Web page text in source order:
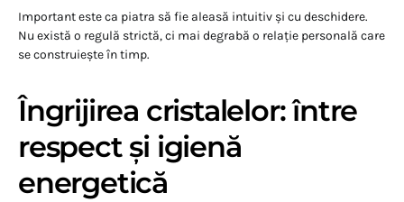
Important este ca piatra să fie aleasă intuitiv și cu deschidere.
Nu există o regulă strictă, ci mai degrabă o relație personală care
se construiește în timp.
Îngrijirea cristalelor: între
respect și igienă
energetică